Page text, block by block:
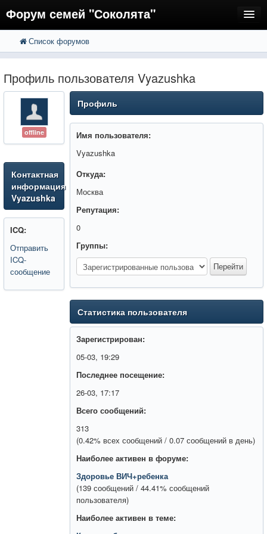
Форум семей "Соколята"
FAQ
Регистрация
Вход
Список форумов
Профиль пользователя Vyazushka
offline
Контактная
информация
Vyazushka
ICQ:
Отправить
ICQ-
сообщение
Профиль
Имя пользователя:
Vyazushka
Откуда:
Москва
Репутация:
0
Группы:
Статистика пользователя
Зарегистрирован:
05-03, 19:29
Последнее посещение:
26-03, 17:17
Всего сообщений:
313
(0.42% всех сообщений / 0.07 сообщений в день)
Наиболее активен в форуме:
Здоровье ВИЧ+ребенка
(139 сообщений / 44.41% сообщений
пользователя)
Наиболее активен в теме: